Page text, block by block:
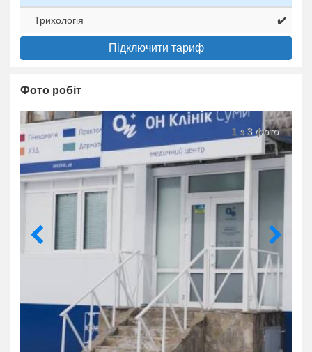
Трихологія ✔️
Підключити тариф
Фото робіт
1 з 3 фото